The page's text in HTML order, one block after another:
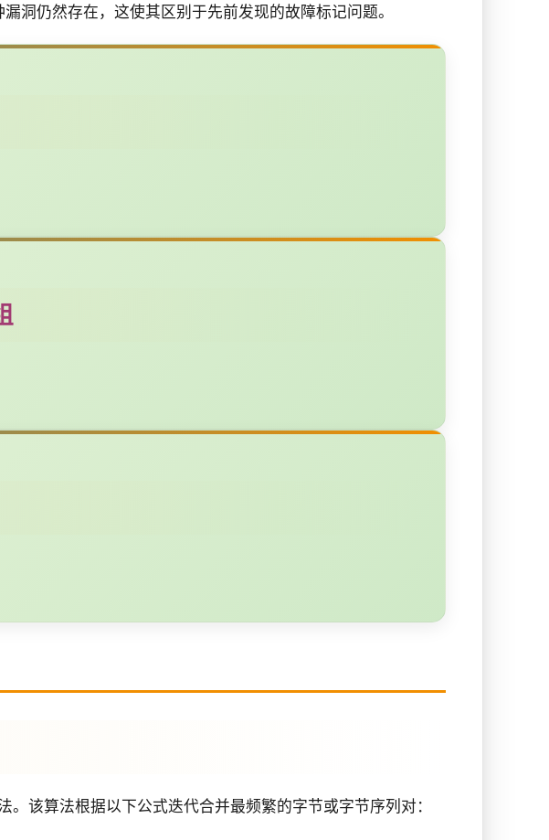
洞仍然存在，这使其区别于先前发现的故障标记问题。
该算法根据以下公式迭代合并最频繁的字节或字节序列对：